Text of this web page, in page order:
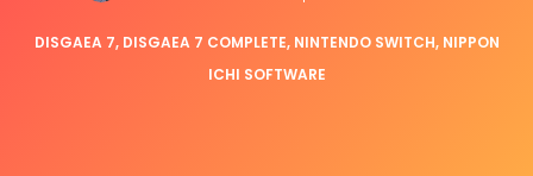
DISGAEA 7, DISGAEA 7 COMPLETE, NINTENDO SWITCH, NIPPON
ICHI SOFTWARE